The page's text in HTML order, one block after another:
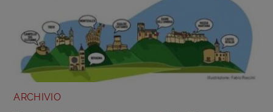
ARCHIVIO